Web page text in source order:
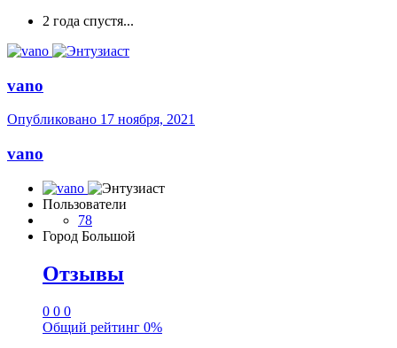
2 года спустя...
vano
Опубликовано 17 ноября, 2021
vano
Пользователи
78
Город Большой
Отзывы
0 0 0
Общий рейтинг 0%